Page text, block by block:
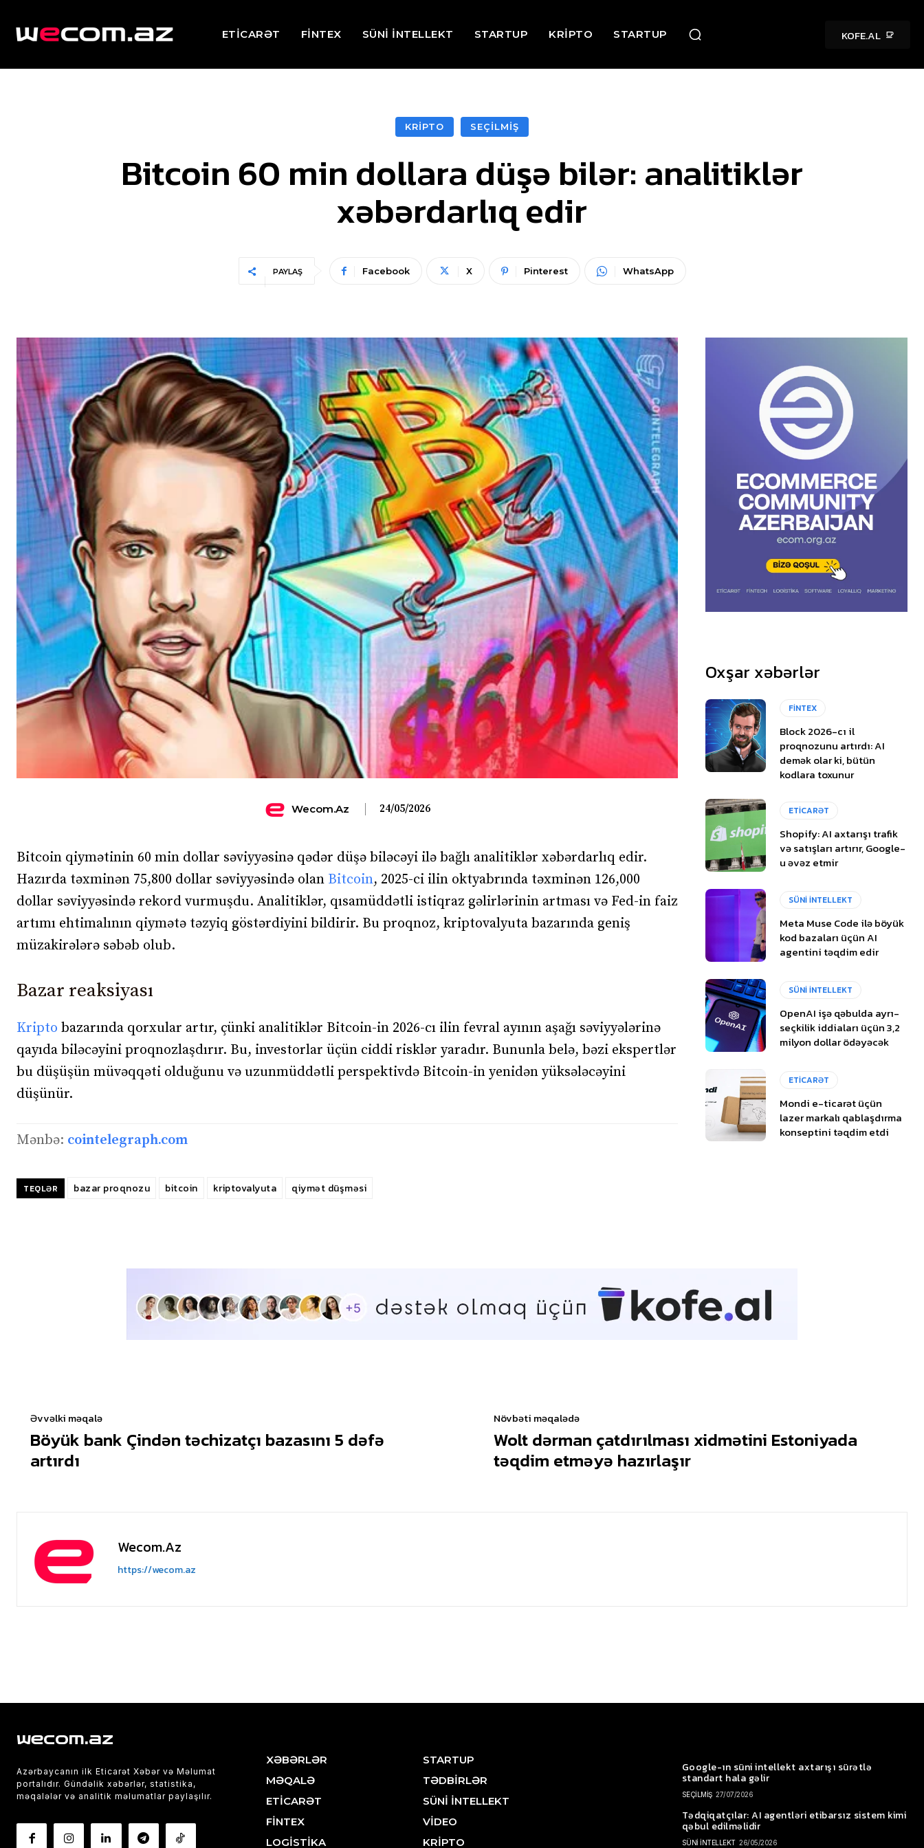
ETİCARƏT FİNTEX SÜNİ İNTELLEKT STARTUP KRİPTO STARTUP KOFE.AL
KRİPTO SEÇİLMİŞ
Bitcoin 60 min dollara düşə bilər: analitiklər
xəbərdarlıq edir
PAYLAŞ Facebook X Pinterest WhatsApp
Wecom.az 24/05/2026
Bitcoin qiymətinin 60 min dollar səviyyəsinə qədər düşə biləcəyi ilə bağlı analitiklər xəbərdarlıq edir.
Hazırda təxminən 75,800 dollar səviyyəsində olan Bitcoin, 2025-ci ilin oktyabrında təxminən 126,000
dollar səviyyəsində rekord vurmuşdu. Analitiklər, qısamüddətli istiqraz gəlirlərinin artması və Fed-in faiz
artımı ehtimalının qiymətə təzyiq göstərdiyini bildirir. Bu proqnoz, kriptovalyuta bazarında geniş
müzakirələrə səbəb olub.
Bazar reaksiyası
Kripto bazarında qorxular artır, çünki analitiklər Bitcoin-in 2026-cı ilin fevral ayının aşağı səviyyələrinə
qayıda biləcəyini proqnozlaşdırır. Bu, investorlar üçün ciddi risklər yaradır. Bununla belə, bəzi ekspertlər
bu düşüşün müvəqqəti olduğunu və uzunmüddətli perspektivdə Bitcoin-in yenidən yüksələcəyini
düşünür.
Mənbə: cointelegraph.com
TEQLƏR bazar proqnozu bitcoin kriptovalyuta qiymət düşməsi
Oxşar xəbərlər
FİNTEX
Block 2026-cı il
proqnozunu artırdı: AI
demək olar ki, bütün
kodlara toxunur
ETİCARƏT
Shopify: AI axtarışı trafik
və satışları artırır, Google-
u əvəz etmir
SÜNİ İNTELLEKT
Meta Muse Code ilə böyük
kod bazaları üçün AI
agentini təqdim edir
SÜNİ İNTELLEKT
OpenAI işə qəbulda ayrı-
seçkilik iddiaları üçün 3,2
milyon dollar ödəyəcək
ETİCARƏT
Mondi e-ticarət üçün
lazer markalı qablaşdırma
konseptini təqdim etdi
Əvvəlki məqalə
Böyük bank Çindən təchizatçı bazasını 5 dəfə
artırdı
Növbəti məqalədə
Wolt dərman çatdırılması xidmətini Estoniyada
təqdim etməyə hazırlaşır
Wecom.az
https://wecom.az
wecom.az
Azərbaycanın ilk Eticarət Xəbər və Məlumat
portalıdır. Gündəlik xəbərlər, statistika,
məqalələr və analitik məlumatlar paylaşılır.
XƏBƏRLƏR
MƏQALƏ
ETİCARƏT
FİNTEX
LOGİSTİKA
STARTUP
TƏDBİRLƏR
SÜNİ İNTELLEKT
VİDEO
KRİPTO
Google-ın süni intellekt axtarışı sürətlə
standart hala gəlir
SEÇİLMİŞ 27/07/2026
Tədqiqatçılar: AI agentləri etibarsız sistem kimi
qəbul edilməlidir
SÜNİ İNTELLEKT 26/05/2026